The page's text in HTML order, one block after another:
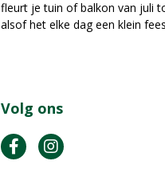
fleurt je tuin of balkon van juli
alsof het elke dag een klein
Volg ons